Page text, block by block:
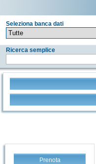
Seleziona banca dati
Ricerca semplice
Prenota